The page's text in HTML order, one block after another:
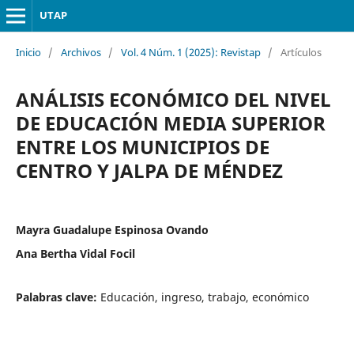
UTAP
Inicio / Archivos / Vol. 4 Núm. 1 (2025): Revistap / Artículos
ANÁLISIS ECONÓMICO DEL NIVEL
DE EDUCACIÓN MEDIA SUPERIOR
ENTRE LOS MUNICIPIOS DE
CENTRO Y JALPA DE MÉNDEZ
Mayra Guadalupe Espinosa Ovando
Ana Bertha Vidal Focil
Palabras clave: Educación, ingreso, trabajo, económico